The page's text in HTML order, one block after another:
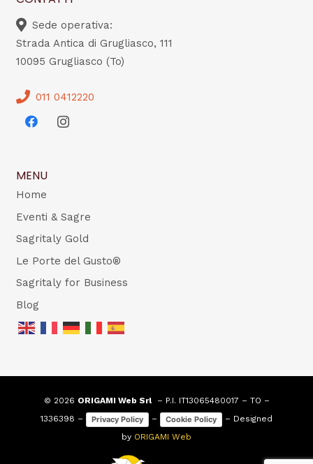
Sede operativa:
Strada Antica di Grugliasco, 111
10095 Grugliasco (To)
011 0412220
MENU
Home
Eventi & Sagre
Sagritaly Gold
Le Porte del Gusto®
Sagritaly for Business
Blog
© 2026 ORIGAMI Web Srl– P.I. IT13065480017 – TO –
1336398 –
Privacy Policy – Cookie Policy
– Designed
by ORIGAMI Web